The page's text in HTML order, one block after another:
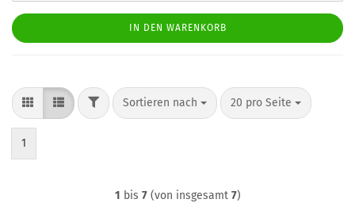
IN DEN WARENKORB
FILTERSortieren nach
Sortieren nach 20 pro Seite
pro Seite
1
1 bis 7(von insgesamt 7)